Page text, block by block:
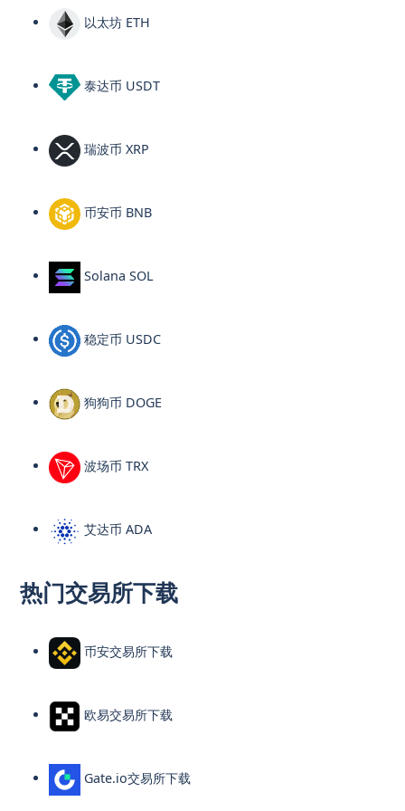
以太坊 ETH
泰达币 USDT
瑞波币 XRP
币安币 BNB
Solana SOL
稳定币 USDC
狗狗币 DOGE
波场币 TRX
艾达币 ADA
热门交易所下载
币安交易所下载
欧易交易所下载
Gate.io交易所下载